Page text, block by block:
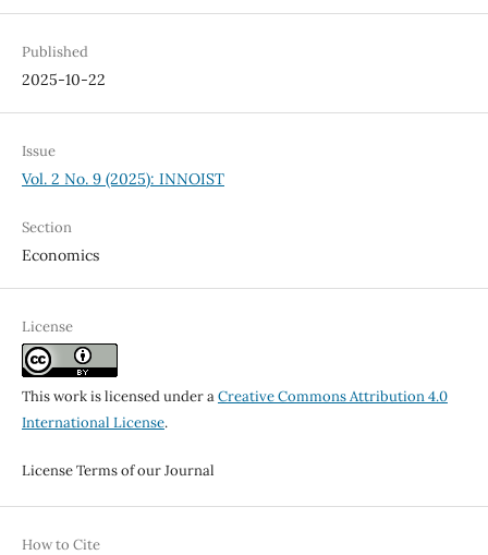
Published
2025-10-22
Issue
Vol. 2 No. 9 (2025): INNOIST
Section
Economics
License
This work is licensed under aCreative Commons Attribution 4.0
International License.
License Terms of our Journal
How to Cite